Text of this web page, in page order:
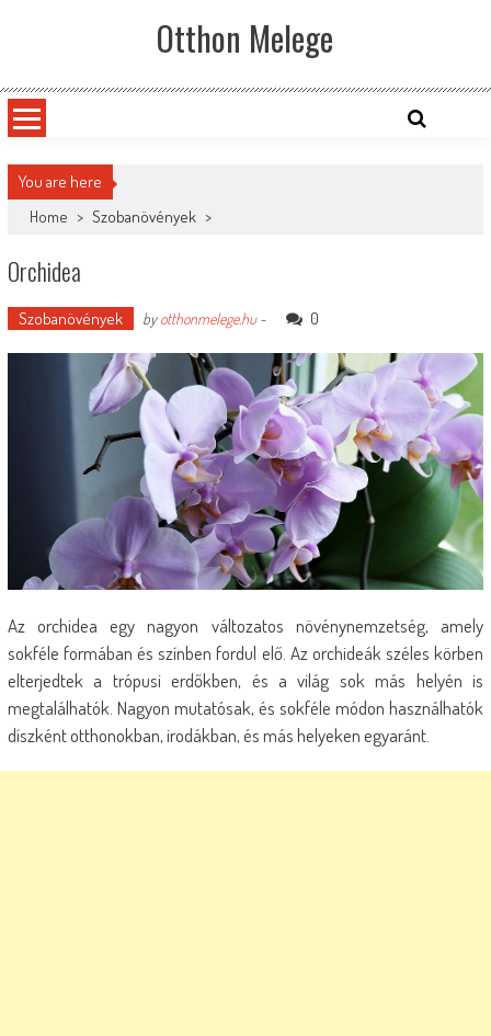
Otthon Melege
You are here
Home > Szobanövények >
Orchidea
Szobanövények byotthonmelege.hu- 0
Az orchidea egy nagyon változatos növénynemzetség, amely
sokféle formában és színben fordul elő. Az orchideák széles körben
elterjedtek a trópusi erdőkben, és a világ sok más helyén is
megtalálhatók. Nagyon mutatósak, és sokféle módon használhatók
díszként otthonokban, irodákban, és más helyeken egyaránt.